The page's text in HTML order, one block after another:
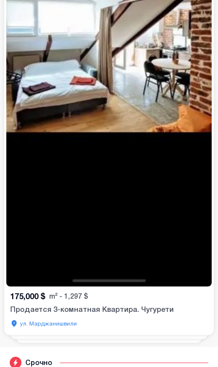
Срочно
175,000 $ m² - 1,297 $
Продается 3-комнатная Квартира. Чугурети
ул. Марджанишвили